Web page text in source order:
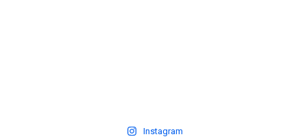
Instagram